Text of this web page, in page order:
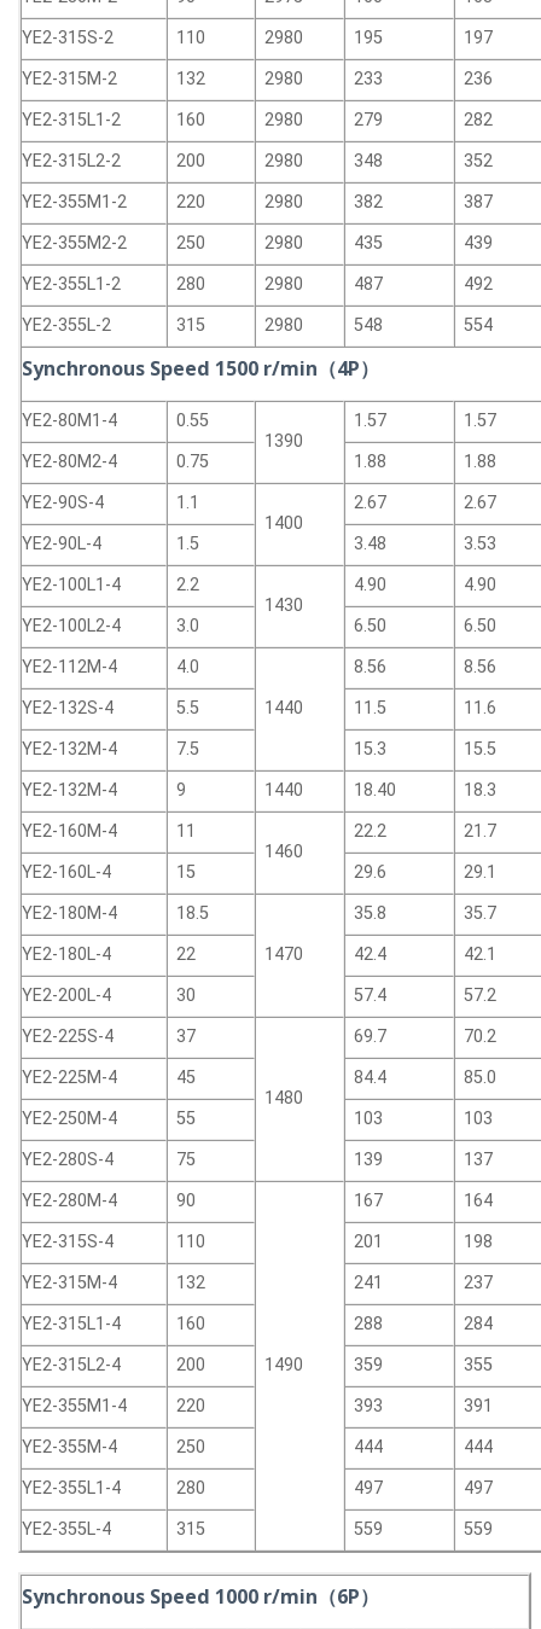
YE2-315S-2
110 2980 195
197
YE2-315M-2
132 2980 233
236
YE2-315L1-2
160 2980 279
282
YE2-315L2-2
200 2980 348
352
YE2-355M1-2
220 2980 382
387
YE2-355M2-2
250 2980 435
439
YE2-355L1-2
280 2980 487
492
YE2-355L-2
315 2980 548 554
Synchronous Speed 1500 r/min（4P）
YE2-80M1-4
0.55
1390
1.57
1.57
YE2-80M2-4
0.75 1.88
1.88
YE2-90S-4
1.1
1400
2.67
2.67
YE2-90L-4
1.5 3.48
3.53
YE2-100L1-4
2.2
1430
4.90
4.90
YE2-100L2-4
3.0 6.50
6.50
YE2-112M-4
4.0
1440
8.56
8.56
YE2-132S-4
5.5 11.5
11.6
YE2-132M-4
7.5 15.3
15.5
YE2-132M-4
9 1440 18.40
18.3
YE2-160M-4
11
1460
22.2
21.7
YE2-160L-4
15 29.6
29.1
YE2-180M-4
18.5
1470
35.8
35.7
YE2-180L-4
22 42.4
42.1
YE2-200L-4
30 57.4
57.2
YE2-225S-4
37
1480
69.7
70.2
YE2-225M-4
45 84.4
85.0
YE2-250M-4
55 103
103
YE2-280S-4
75 139
137
YE2-280M-4
90
1490
167
164
YE2-315S-4
110 201
198
YE2-315M-4
132 241
237
YE2-315L1-4
160 288
284
YE2-315L2-4
200 359
355
YE2-355M1-4
220 393
391
YE2-355M-4
250 444
444
YE2-355L1-4
280 497
497
YE2-355L-4
315 559 559
Synchronous Speed 1000 r/min（6P）